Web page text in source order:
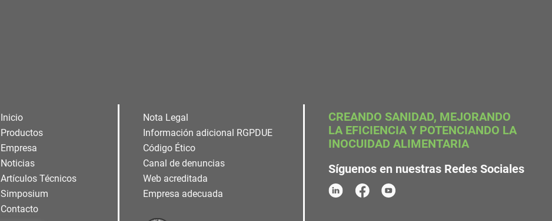
Inicio
Productos
Empresa
Noticias
Artículos Técnicos
Simposium
Contacto
Nota Legal
Información adicional RGPDUE
Código Ético
Canal de denuncias
Web acreditada
Empresa adecuada
CREANDO SANIDAD, MEJORANDO
LA EFICIENCIA Y POTENCIANDO LA
INOCUIDAD ALIMENTARIA
Síguenos en nuestras Redes Sociales